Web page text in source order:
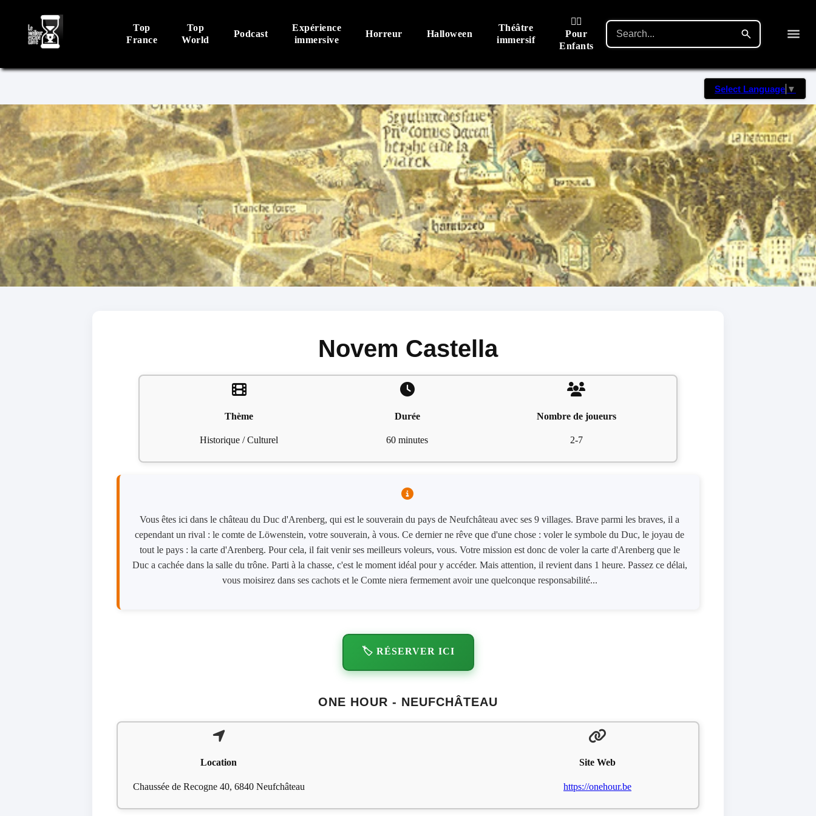
Top
France
Top
World
Podcast
Expérience
immersive
Horreur Halloween
Théâtre
immersif
🙋‍♂️
Pour
Enfants
Select Language ▼
Novem Castella
Thème
Historique / Culturel
Durée
60 minutes
Nombre de joueurs
2-7
Vous êtes ici dans le château du Duc d'Arenberg, qui est le souverain du pays de Neufchâteau avec ses 9 villages. Brave parmi les braves, il a
cependant un rival : le comte de Löwenstein, votre souverain, à vous. Ce dernier ne rêve que d'une chose : voler le symbole du Duc, le joyau de
tout le pays : la carte d'Arenberg. Pour cela, il fait venir ses meilleurs voleurs, vous. Votre mission est donc de voler la carte d'Arenberg que le
Duc a cachée dans la salle du trône. Parti à la chasse, c'est le moment idéal pour y accéder. Mais attention, il revient dans 1 heure. Passez ce délai,
vous moisirez dans ses cachots et le Comte niera fermement avoir une quelconque responsabilité...
🏷️ RÉSERVER ICI
ONE HOUR - NEUFCHÂTEAU
Location
Chaussée de Recogne 40, 6840 Neufchâteau
Site Web
https://onehour.be